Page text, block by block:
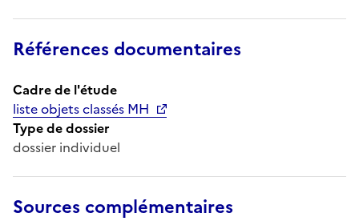
Références documentaires
Cadre de l'étude
liste objets classés MH
Type de dossier
dossier individuel
Sources complémentaires